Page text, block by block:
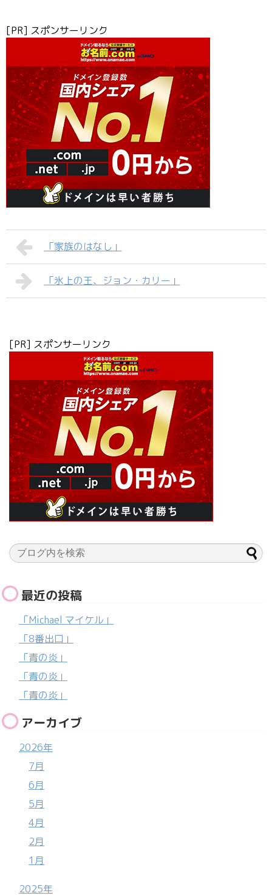
[PR] スポンサーリンク
「家族のはなし」
「氷上の王、ジョン・カリー」
[PR] スポンサーリンク
最近の投稿
「Michael マイケル」
「8番出口」
「青の炎」
「青の炎」
「青の炎」
アーカイブ
2026年
7月
6月
5月
4月
2月
1月
2025年